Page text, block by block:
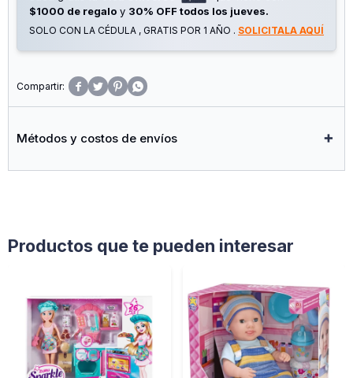
De Dc X Sonic The Hedgehog.
Empaque Detallado: Estas Figuras Cuentan Con Un Empaque
Crossover De Cómics, Ideal Para Agregar A Tu Colección De
Figura De Coleccionista: Diseñada Pensando En Los
Coleccionistas, Esta Gama De Figuras De Acción De Sonic
Tus Personajes De Cómic Favoritos.
$1000 de regalo y 30% OFF todos los jueves.
SOLO CON LA CÉDULA , GRATIS POR 1 AÑO . SOLICITALA AQUÍ
   
Métodos y costos de envíos
Productos que te pueden interesar